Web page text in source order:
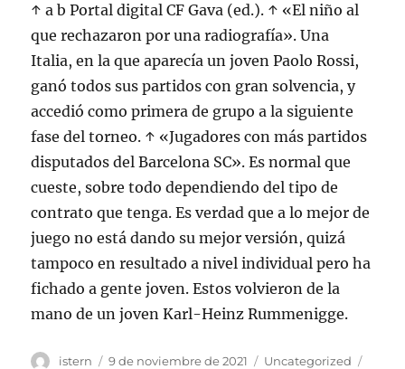
↑ a b Portal digital CF Gava (ed.). ↑ «El niño al
que rechazaron por una radiografía». Una
Italia, en la que aparecía un joven Paolo Rossi,
ganó todos sus partidos con gran solvencia, y
accedió como primera de grupo a la siguiente
fase del torneo. ↑ «Jugadores con más partidos
disputados del Barcelona SC». Es normal que
cueste, sobre todo dependiendo del tipo de
contrato que tenga. Es verdad que a lo mejor de
juego no está dando su mejor versión, quizá
tampoco en resultado a nivel individual pero ha
fichado a gente joven. Estos volvieron de la
mano de un joven Karl-Heinz Rummenigge.
Autor
istern
Publicado
9 de noviembre de 2021 Categorías
Uncategorized